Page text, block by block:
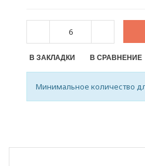
В ЗАКЛАДКИ В СРАВНЕНИЕ
Минимальное количество